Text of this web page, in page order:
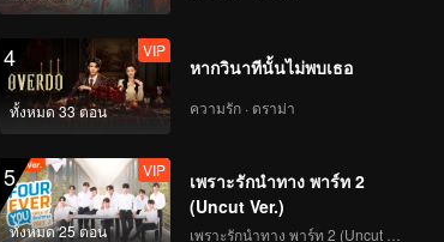
XIN | Focus Cam สเตจ
แรก CHUANG ASIA S2
4
ทั้งหมด 33 ตอน
VIP
หากวินาทีนั้นไม่พบเธอ
ความรัก · ดราม่า
5
ทั้งหมด 25 ตอน
VIP
เพราะรักนำทาง พาร์ท 2
(Uncut Ver.)